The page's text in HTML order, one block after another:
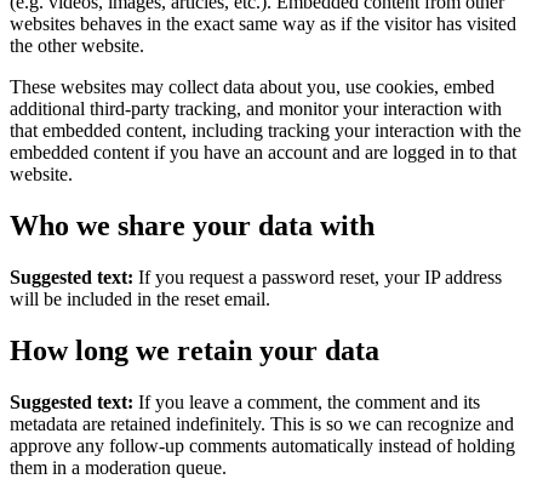
websites behaves in the exact same way as if the visitor has visited
the other website.
These websites may collect data about you, use cookies, embed
additional third-party tracking, and monitor your interaction with
that embedded content, including tracking your interaction with the
embedded content if you have an account and are logged in to that
website.
Who we share your data with
Suggested text: If you request a password reset, your IP address
will be included in the reset email.
How long we retain your data
Suggested text: If you leave a comment, the comment and its
metadata are retained indefinitely. This is so we can recognize and
approve any follow-up comments automatically instead of holding
them in a moderation queue.